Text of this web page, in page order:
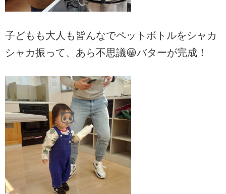
子どもも大人も皆んなでペットボトルをシャカ
シャカ振って、あら不思議😀バターが完成！